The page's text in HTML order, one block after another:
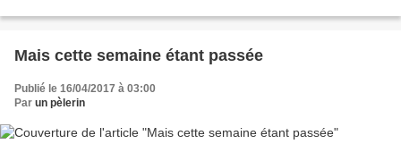
Mais cette semaine étant passée
Publié le 16/04/2017 à 03:00
Par un pèlerin